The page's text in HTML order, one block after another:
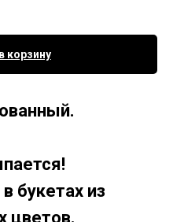
корзину
букетах из
цветов.